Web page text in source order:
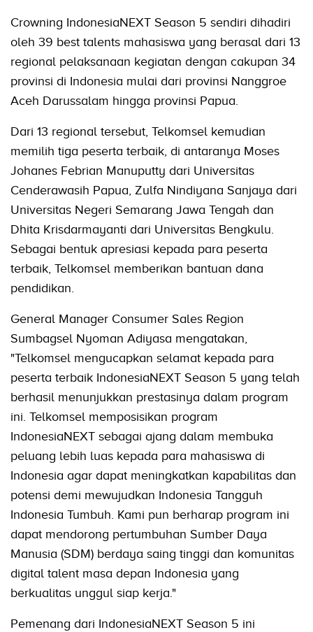
Crowning IndonesiaNEXT Season 5 sendiri dihadiri
oleh 39 best talents mahasiswa yang berasal dari 13
regional pelaksanaan kegiatan dengan cakupan 34
provinsi di Indonesia mulai dari provinsi Nanggroe
Aceh Darussalam hingga provinsi Papua.
Dari 13 regional tersebut, Telkomsel kemudian
memilih tiga peserta terbaik, di antaranya Moses
Johanes Febrian Manuputty dari Universitas
Cenderawasih Papua, Zulfa Nindiyana Sanjaya dari
Universitas Negeri Semarang Jawa Tengah dan
Dhita Krisdarmayanti dari Universitas Bengkulu.
Sebagai bentuk apresiasi kepada para peserta
terbaik, Telkomsel memberikan bantuan dana
pendidikan.
General Manager Consumer Sales Region
Sumbagsel Nyoman Adiyasa mengatakan,
"Telkomsel mengucapkan selamat kepada para
peserta terbaik IndonesiaNEXT Season 5 yang telah
berhasil menunjukkan prestasinya dalam program
ini. Telkomsel memposisikan program
IndonesiaNEXT sebagai ajang dalam membuka
peluang lebih luas kepada para mahasiswa di
Indonesia agar dapat meningkatkan kapabilitas dan
potensi demi mewujudkan Indonesia Tangguh
Indonesia Tumbuh. Kami pun berharap program ini
dapat mendorong pertumbuhan Sumber Daya
Manusia (SDM) berdaya saing tinggi dan komunitas
digital talent masa depan Indonesia yang
berkualitas unggul siap kerja."
Pemenang dari IndonesiaNEXT Season 5 ini